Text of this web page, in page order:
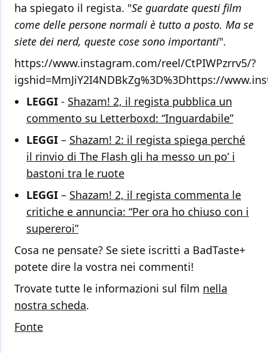
ha spiegato il regista. "Se guardate questi film
come delle persone normali è tutto a posto. Ma se
siete dei nerd, queste cose sono importanti".
https://www.instagram.com/reel/CtPIWPzrrv5/?
igshid=MmJiY2I4NDBkZg%3D%3Dhttps://
LEGGI - Shazam! 2, il regista pubblica un
commento su Letterboxd: “Inguardabile”
LEGGI – Shazam! 2: il regista spiega perché
il rinvio di The Flash gli ha messo un po’ i
bastoni tra le ruote
LEGGI – Shazam! 2, il regista commenta le
critiche e annuncia: “Per ora ho chiuso con i
supereroi”
Cosa ne pensate? Se siete iscritti a BadTaste+
potete dire la vostra nei commenti!
Trovate tutte le informazioni sul film nella
nostra scheda.
Fonte